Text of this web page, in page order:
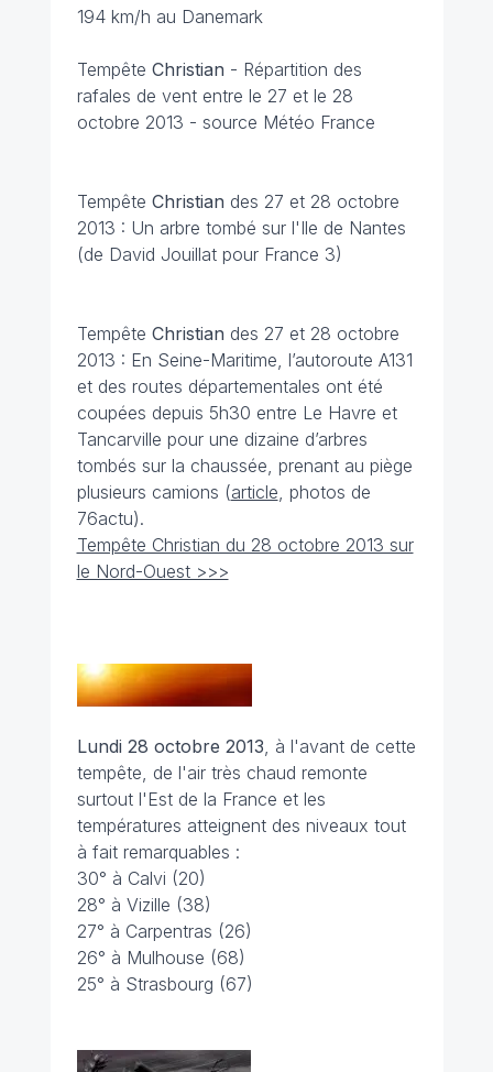
194 km/h au Danemark
Tempête Christian - Répartition des
rafales de vent entre le 27 et le 28
octobre 2013 - source Météo France
Tempête Christian des 27 et 28 octobre
2013 : Un arbre tombé sur l'Ile de Nantes
(de David Jouillat pour France 3)
Tempête Christian des 27 et 28 octobre
2013 : En Seine-Maritime, l’autoroute A131
et des routes départementales ont été
coupées depuis 5h30 entre Le Havre et
Tancarville pour une dizaine d’arbres
tombés sur la chaussée, prenant au piège
plusieurs camions (article, photos de
76actu).
Tempête Christian du 28 octobre 2013 sur
le Nord-Ouest >>>
Lundi 28 octobre 2013, à l'avant de cette
tempête, de l'air très chaud remonte
surtout l'Est de la France et les
températures atteignent des niveaux tout
à fait remarquables :
30° à Calvi (20)
28° à Vizille (38)
27° à Carpentras (26)
26° à Mulhouse (68)
25° à Strasbourg (67)